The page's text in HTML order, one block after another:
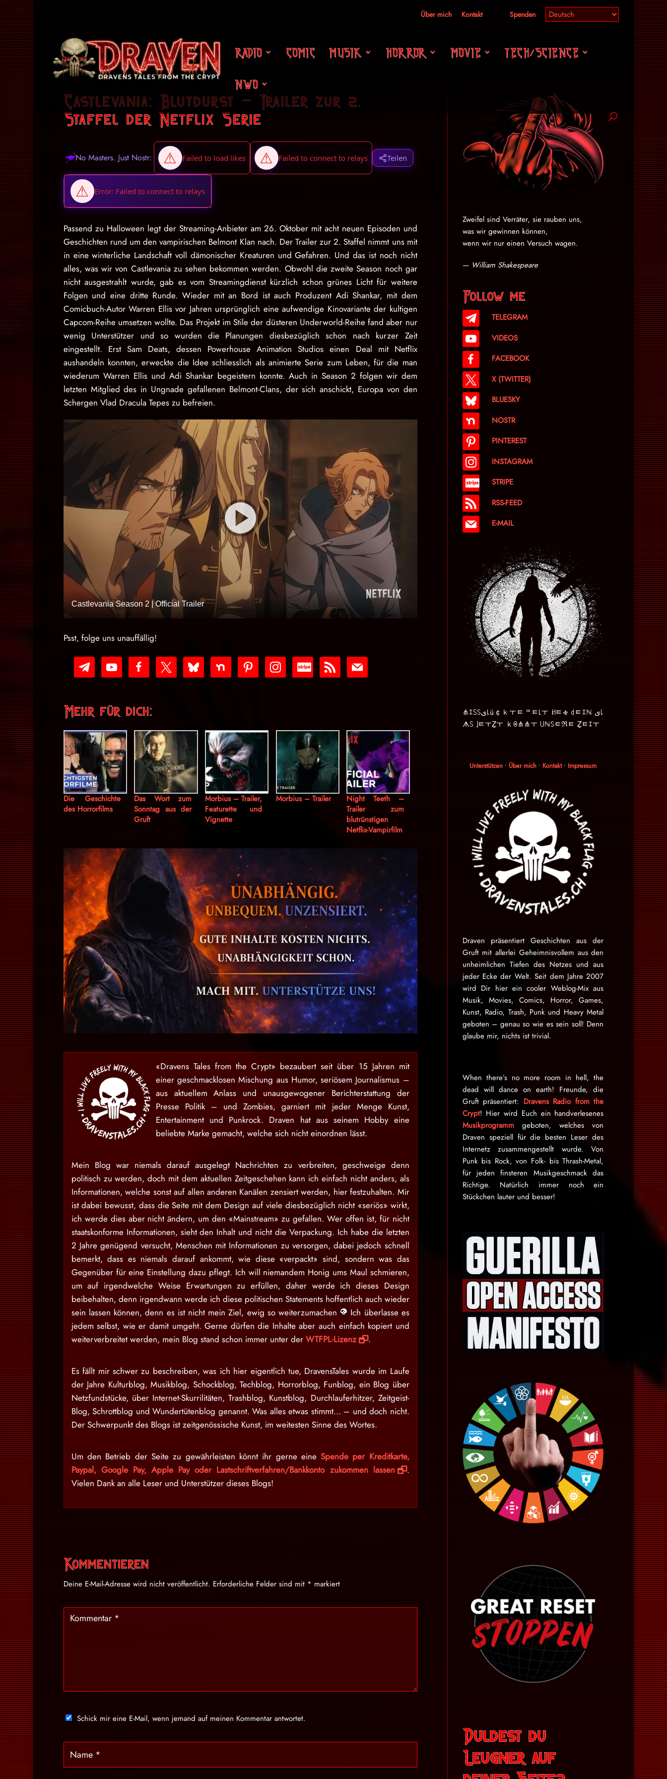
Über mich Kontakt Spenden
RADIO COMIC MUSIK HORROR MOVIE TECH/SCIENCE
NWO
Castlevania: Blutdurst – Trailer zur 2.
Staffel der Netflix Serie
No Masters. Just Nostr: Teilen
Passend zu Halloween legt der Streaming-Anbieter am 26. Oktober mit acht neuen Episoden und
Geschichten rund um den vampirischen Belmont Klan nach. Der Trailer zur 2. Staffel nimmt uns mit
in eine winterliche Landschaft voll dämonischer Kreaturen und Gefahren. Und das ist noch nicht
alles, was wir von Castlevania zu sehen bekommen werden. Obwohl die zweite Season noch gar
nicht ausgestrahlt wurde, gab es vom Streamingdienst kürzlich schon grünes Licht für weitere
Folgen und eine dritte Runde. Wieder mit an Bord ist auch Produzent Adi Shankar, mit dem
Comicbuch-Autor Warren Ellis vor Jahren ursprünglich eine aufwendige Kinovariante der kultigen
Capcom-Reihe umsetzen wollte. Das Projekt im Stile der düsteren Underworld-Reihe fand aber nur
wenig Unterstützer und so wurden die Planungen diesbezüglich schon nach kurzer Zeit
eingestellt. Erst Sam Deats, dessen Powerhouse Animation Studios einen Deal mit Netflix
aushandeln konnten, erweckte die Idee schliesslich als animierte Serie zum Leben, für die man
wiederum Warren Ellis und Adi Shankar begeistern konnte. Auch in Season 2 folgen wir dem
letzten Mitglied des in Ungnade gefallenen Belmont-Clans, der sich anschickt, Europa von den
Schergen Vlad Dracula Tepes zu befreien.
Castlevania Season 2 | Official Trailer
Psst, folge uns unauffällig!
telegram
youtube-
play
facebook bluesky nextdoor pinterest instagramcc-
stripe
rss mail
Mehr für dich:
Die Geschichte
des Horrorfilms
Das Wort zum
Sonntag aus der
Gruft
Morbius – Trailer,
Featurette und
Vignette
Morbius – Trailer
Night Teeth –
Trailer zum
blutrünstigen
Netflix-Vampirfilm
«Dravens Tales from the Crypt» bezaubert seit über 15 Jahren mit
einer geschmacklosen Mischung aus Humor, seriösem Journalismus –
aus aktuellem Anlass und unausgewogener Berichterstattung der
Presse Politik – und Zombies, garniert mit jeder Menge Kunst,
Entertainment und Punkrock. Draven hat aus seinem Hobby eine
beliebte Marke gemacht, welche sich nicht einordnen lässt.
Mein Blog war niemals darauf ausgelegt Nachrichten zu verbreiten, geschweige denn
politisch zu werden, doch mit dem aktuellen Zeitgeschehen kann ich einfach nicht anders, als
Informationen, welche sonst auf allen anderen Kanälen zensiert werden, hier festzuhalten. Mir
ist dabei bewusst, dass die Seite mit dem Design auf viele diesbezüglich nicht «seriös» wirkt,
ich werde dies aber nicht ändern, um den «Mainstream» zu gefallen. Wer offen ist, für nicht
staatskonforme Informationen, sieht den Inhalt und nicht die Verpackung. Ich habe die letzten
2 Jahre genügend versucht, Menschen mit Informationen zu versorgen, dabei jedoch schnell
bemerkt, dass es niemals darauf ankommt, wie diese «verpackt» sind, sondern was das
Gegenüber für eine Einstellung dazu pflegt. Ich will niemandem Honig ums Maul schmieren,
um auf irgendwelche Weise Erwartungen zu erfüllen, daher werde ich dieses Design
beibehalten, denn irgendwann werde ich diese politischen Statements hoffentlich auch wieder
sein lassen können, denn es ist nicht mein Ziel, ewig so weiterzumachen
Ich überlasse es
jedem selbst, wie er damit umgeht. Gerne dürfen die Inhalte aber auch einfach kopiert und
weiterverbreitet werden, mein Blog stand schon immer unter der WTFPL-Lizenz .
Es fällt mir schwer zu beschreiben, was ich hier eigentlich tue, DravensTales wurde im Laufe
der Jahre Kulturblog, Musikblog, Schockblog, Techblog, Horrorblog, Funblog, ein Blog über
Netzfundstücke, über Internet-Skurrilitäten, Trashblog, Kunstblog, Durchlauferhitzer, Zeitgeist-
Blog, Schrottblog und Wundertütenblog genannt. Was alles etwas stimmt… – und doch nicht.
Der Schwerpunkt des Blogs ist zeitgenössische Kunst, im weitesten Sinne des Wortes.
Um den Betrieb der Seite zu gewährleisten könnt ihr gerne eineSpende per Kreditkarte,
Paypal, Google Pay, Apple Pay oder Lastschriftverfahren/Bankkonto zukommen lassen
.
Vielen Dank an alle Leser und Unterstützer dieses Blogs!
Kommentieren
Deine E-Mail-Adresse wird nicht veröffentlicht. Erforderliche Felder sind mit*markiert
Schick mir eine E-Mail, wenn jemand auf meinen Kommentar antwortet.
Zweifel sind Verräter, sie rauben uns,
was wir gewinnen können,
wenn wir nur einen Versuch wagen.
— William Shakespeare
Follow me
TELEGRAM
VIDEOS
FACEBOOK
X (TWITTER)
BLUESKY
NOSTR
PINTEREST
INSTAGRAM
STRIPE
RSS-FEED
E-MAIL
⋔ｴ꒚꒚ﻯ꒒ü￠ｋￓﾼ ꒳ﾼ꒒ￓ ꎧﾼቄ ꒯ﾼｴℕ ﻯ꒒
ᗑ꒚ ｣ﾼￓẔￓ ｋꑙ⋔⋔ￓ ꒤ℕ꒚ﾼℜﾼ Ẕﾼｴￓ
Unterstützen• Über mich• Kontakt• Impressum
Draven präsentiert Geschichten aus der
Gruft mit allerlei Geheimnisvollem aus den
unheimlichen Tiefen des Netzes und aus
jeder Ecke der Welt. Seit dem Jahre 2007
wird Dir hier ein cooler Weblog-Mix aus
Musik, Movies, Comics, Horror, Games,
Kunst, Radio, Trash, Punk und Heavy Metal
geboten – genau so wie es sein soll! Denn
glaube mir, nichts ist trivial.
When there’s no more room in hell, the
dead will dance on earth! Freunde, die
Gruft präsentiert: Dravens Radio from the
Crypt! Hier wird Euch ein handverlesenes
Musikprogrammgeboten, welches von
Draven speziell für die besten Leser des
Internetz zu­sammen­ge­stellt wurde. Von
Punk bis Rock, von Folk- bis Thrash-Metal,
für je­den finsteren Mu­sik­ge­schmack das
Rich­tige. Natürlich immer noch ein
Stückchen lauter und besser!
Duldest du
Leugner auf